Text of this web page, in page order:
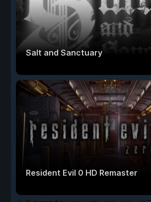
Salt and Sanctuary
Resident Evil 0 HD Remaster